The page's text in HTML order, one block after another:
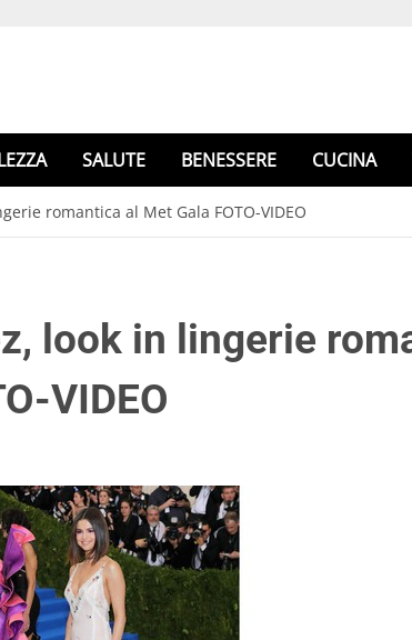
SALUTE BENESSERE CUCINA
romantica al Met Gala FOTO-VIDEO
look in lingerie
VIDEO